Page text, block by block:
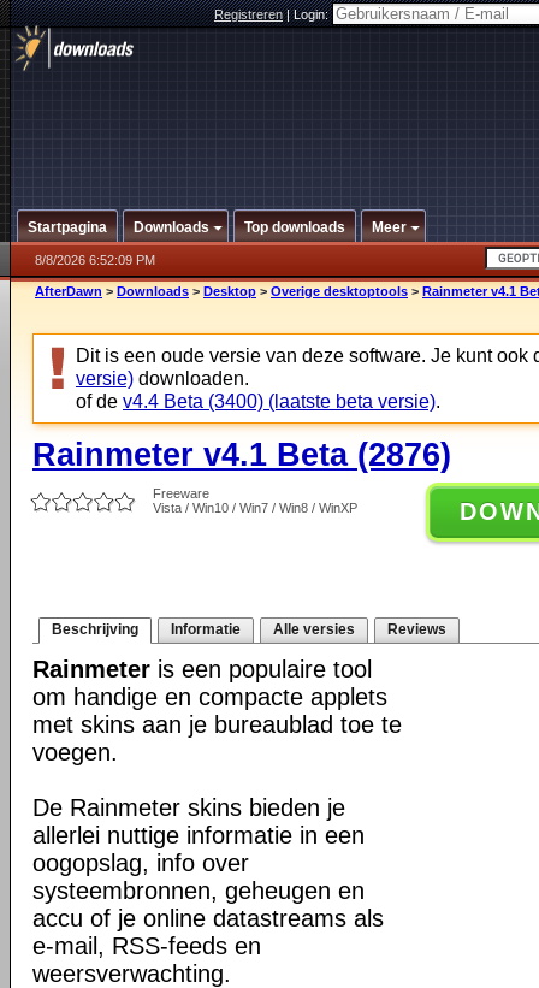
Registreren|Login:
Startpagina Downloads Top downloads Meer
8/8/2026 6:52:09 PM
AfterDawn > Downloads > Desktop > Overige desktoptools > Rainmeter v4.1
Dit is een oude versie van deze software. Je kunt ook
versie) downloaden.
of de v4.4 Beta (3400) (laatste beta versie).
Rainmeter v4.1 Beta (2876)
Freeware
Vista / Win10 / Win7 / Win8 / WinXP
Beschrijving Informatie Alle versies Reviews
Rainmeter is een populaire tool
om handige en compacte applets
met skins aan je bureaublad toe te
voegen.
De Rainmeter skins bieden je
allerlei nuttige informatie in een
oogopslag, info over
systeembronnen, geheugen en
accu of je online datastreams als
e-mail, RSS-feeds en
weersverwachting.